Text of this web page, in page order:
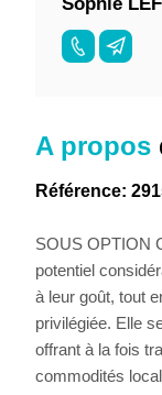
A propos
Référence:
SOUS OPTION
potentiel
à leur goût, tout
privilégiée. Elle
offrant à la fois
commodités